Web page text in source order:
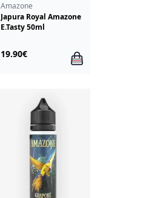
Amazone
Japura Royal Amazone
E.Tasty 50ml
19.90€